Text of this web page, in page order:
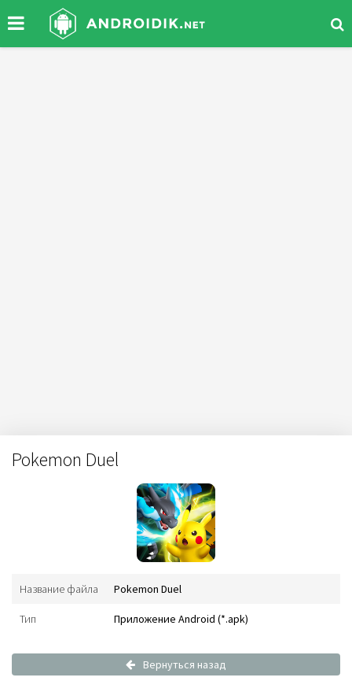
Pokemon Duel
Название файла Pokemon Duel
Тип Приложение Android (*.apk)
Вернуться назад